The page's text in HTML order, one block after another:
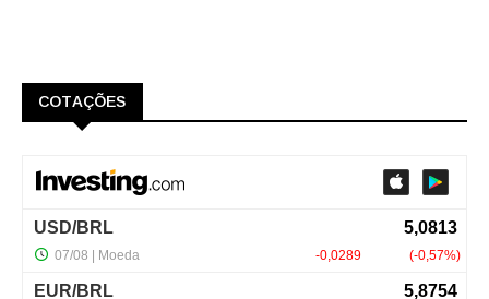
COTAÇÕES